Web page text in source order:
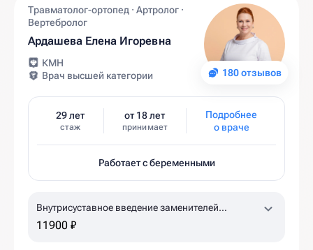
180 отзывов
Травматолог-ортопед · Артролог ·
Вертебролог
Ардашева Елена Игоревна
КМН
Врач высшей категории
29 лет
стаж
от 18 лет
принимает
Подробнее
о враче
Работает с беременными
Внутрисуставное введение заменителей
синовиальной жидкости Гиалджект (коленный,
11900 ₽